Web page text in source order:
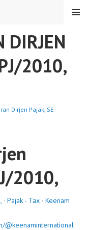
DIRJEN
2010,
MENU
Dirjen Pajak, SE -
2010,
· Pajak - Tax · Keenam
@keenaminternational